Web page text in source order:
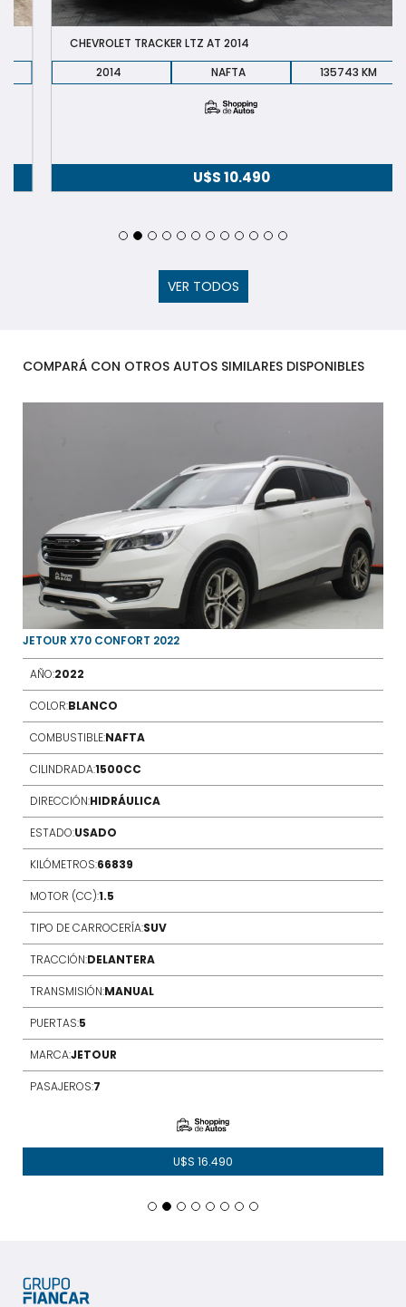
CHEVROLET TRACKER LTZ AT 2014
NAFTA 135743
U$S10.490
VER TODOS
COMPARÁ CON OTROS AUTOS SIMILARES DISPONIBLES
JETOUR X70 CONFORT 2022
AÑO:2022
COLOR:BLANCO
COMBUSTIBLE:NAFTA
CILINDRADA:1500CC
DIRECCIÓN:HIDRÁULICA
ESTADO:USADO
KILÓMETROS:66839
MOTOR (CC):1.5
TIPO DE CARROCERÍA:SUV
TRACCIÓN:DELANTERA
TRANSMISIÓN:MANUAL
PUERTAS:5
MARCA:JETOUR
PASAJEROS:7
U$S 16.490